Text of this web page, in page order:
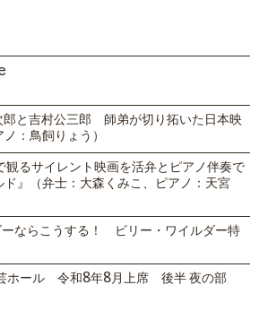
郎と吉村公三郎 師弟が切り拓いた日本映
：鳥飼りょう）
るサイレント映画を活弁とピアノ伴奏で
』（弁士：大森くみこ、ピアノ：天宮
ーならこうする！ ビリー・ワイルダー特
ホール 令和8年8月上席 後半 夜の部